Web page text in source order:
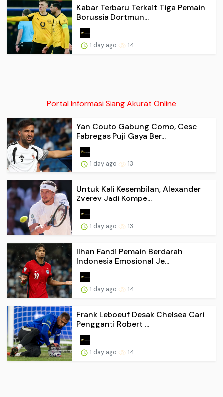
Kabar Terbaru Terkait Tiga Pemain
Borussia Dortmun...
1 day ago 14
Portal Informasi Siang Akurat Online
Yan Couto Gabung Como, Cesc
Fabregas Puji Gaya Ber...
1 day ago 13
Untuk Kali Kesembilan, Alexander
Zverev Jadi Kompe...
1 day ago 13
Ilhan Fandi Pemain Berdarah
Indonesia Emosional Je...
1 day ago 14
Frank Leboeuf Desak Chelsea Cari
Pengganti Robert ...
1 day ago 14